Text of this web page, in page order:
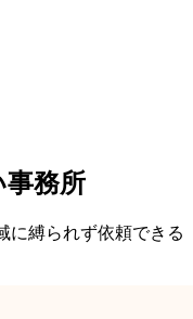
務所
に縛られず依頼できる